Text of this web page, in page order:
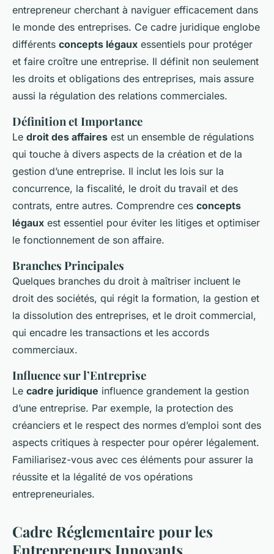
entrepreneur cherchant à naviguer efficacement dans
le monde des entreprises. Ce cadre juridique englobe
différents concepts légaux essentiels pour protéger
et faire croître une entreprise. Il définit non seulement
les droits et obligations des entreprises, mais assure
aussi la régulation des relations commerciales.
Définition et Importance
Le droit des affaires est un ensemble de régulations
qui touche à divers aspects de la création et de la
gestion d’une entreprise. Il inclut les lois sur la
concurrence, la fiscalité, le droit du travail et des
contrats, entre autres. Comprendre ces concepts
légaux est essentiel pour éviter les litiges et optimiser
le fonctionnement de son affaire.
Branches Principales
Quelques branches du droit à maîtriser incluent le
droit des sociétés, qui régit la formation, la gestion et
la dissolution des entreprises, et le droit commercial,
qui encadre les transactions et les accords
commerciaux.
Influence sur l’Entreprise
Le cadre juridique influence grandement la gestion
d’une entreprise. Par exemple, la protection des
créanciers et le respect des normes d’emploi sont des
aspects critiques à respecter pour opérer légalement.
Familiarisez-vous avec ces éléments pour assurer la
réussite et la légalité de vos opérations
entrepreneuriales.
Cadre Réglementaire pour les
Entrepreneurs Innovants